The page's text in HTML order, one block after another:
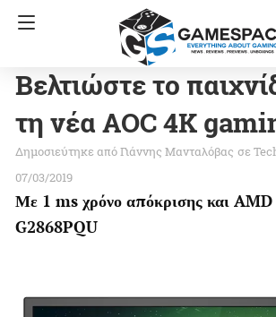
Βελτιώστε το
τη νέα AOC 4K
Γιάννης Μανταλόβας σε
07/03/2019
Με 1 ms χρόνο απόκρισης και
G2868PQU